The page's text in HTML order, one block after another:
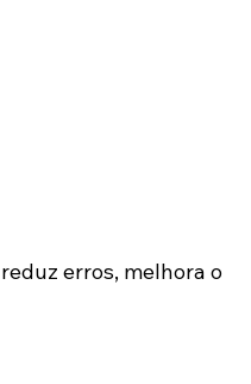
erros, melhora o